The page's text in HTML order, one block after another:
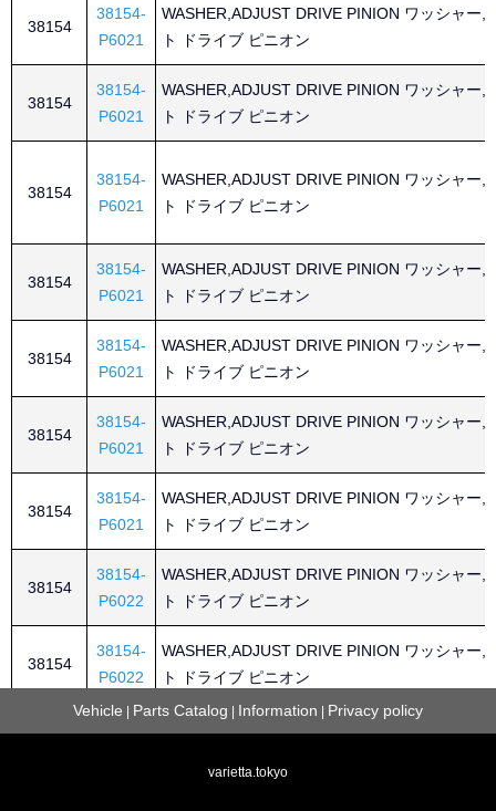
38154
38154-
P6021
WASHER,ADJUST DRIVE PINION ワッシャー,
ト ドライブ ピニオン
38154
38154-
P6021
WASHER,ADJUST DRIVE PINION ワッシャー,
ト ドライブ ピニオン
38154
38154-
P6021
WASHER,ADJUST DRIVE PINION ワッシャー,
ト ドライブ ピニオン
38154
38154-
P6021
WASHER,ADJUST DRIVE PINION ワッシャー,
ト ドライブ ピニオン
38154
38154-
P6021
WASHER,ADJUST DRIVE PINION ワッシャー,
ト ドライブ ピニオン
38154
38154-
P6021
WASHER,ADJUST DRIVE PINION ワッシャー,
ト ドライブ ピニオン
38154
38154-
P6021
WASHER,ADJUST DRIVE PINION ワッシャー,
ト ドライブ ピニオン
38154
38154-
P6022
WASHER,ADJUST DRIVE PINION ワッシャー,
ト ドライブ ピニオン
38154
38154-
P6022
WASHER,ADJUST DRIVE PINION ワッシャー,
ト ドライブ ピニオン
ト ドライブ ピニオン
Vehicle Parts Catalog Information Privacy policy
varietta.tokyo